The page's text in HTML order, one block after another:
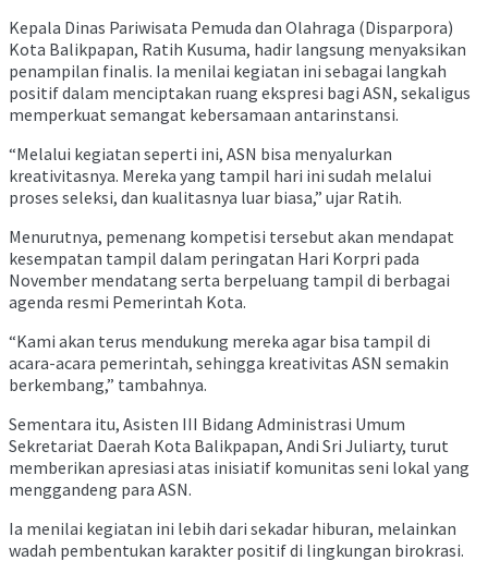
Kepala Dinas Pariwisata Pemuda dan Olahraga (Disparpora)
Kota Balikpapan, Ratih Kusuma, hadir langsung menyaksikan
penampilan finalis. Ia menilai kegiatan ini sebagai langkah
positif dalam menciptakan ruang ekspresi bagi ASN, sekaligus
memperkuat semangat kebersamaan antarinstansi.
“Melalui kegiatan seperti ini, ASN bisa menyalurkan
kreativitasnya. Mereka yang tampil hari ini sudah melalui
proses seleksi, dan kualitasnya luar biasa,” ujar Ratih.
Menurutnya, pemenang kompetisi tersebut akan mendapat
kesempatan tampil dalam peringatan Hari Korpri pada
November mendatang serta berpeluang tampil di berbagai
agenda resmi Pemerintah Kota.
“Kami akan terus mendukung mereka agar bisa tampil di
acara-acara pemerintah, sehingga kreativitas ASN semakin
berkembang,” tambahnya.
Sementara itu, Asisten III Bidang Administrasi Umum
Sekretariat Daerah Kota Balikpapan, Andi Sri Juliarty, turut
memberikan apresiasi atas inisiatif komunitas seni lokal yang
menggandeng para ASN.
Ia menilai kegiatan ini lebih dari sekadar hiburan, melainkan
wadah pembentukan karakter positif di lingkungan birokrasi.